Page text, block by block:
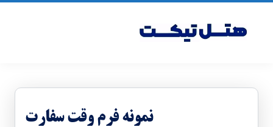
نمونه فرم وقت سفارت